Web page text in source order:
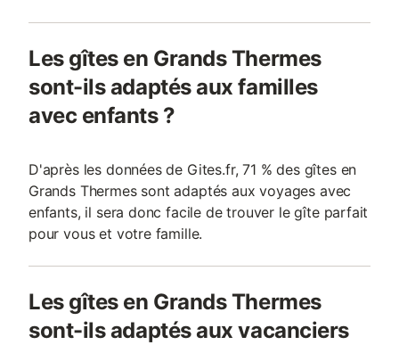
Les gîtes en Grands Thermes
sont-ils adaptés aux familles
avec enfants ?
D'après les données de Gites.fr, 71 % des gîtes en
Grands Thermes sont adaptés aux voyages avec
enfants, il sera donc facile de trouver le gîte parfait
pour vous et votre famille.
Les gîtes en Grands Thermes
sont-ils adaptés aux vacanciers